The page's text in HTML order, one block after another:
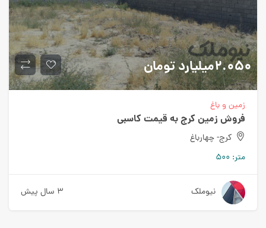
۲.۰۵۰میلیارد تومان
زمین و باغ
فروش زمین کرج به قیمت کاسبی
کرج- چهارباغ
متر: ۵۰۰
نیوملک ۳ سال پیش